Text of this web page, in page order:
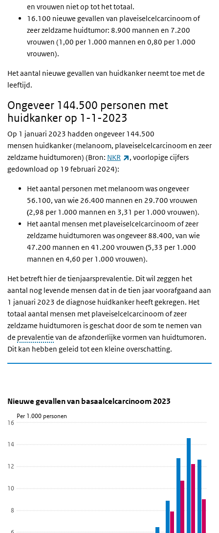
en vrouwen niet op tot het totaal.
16.100 nieuwe gevallen van plaveiselcelcarcinoom of
zeer zeldzame huidtumor: 8.900 mannen en 7.200
vrouwen (1,00 per 1.000 mannen en 0,80 per 1.000
vrouwen).
Het aantal nieuwe gevallen van huidkanker neemt toe met de
leeftijd.
Ongeveer 144.500 personen met
huidkanker op 1-1-2023
Op 1 januari 2023 hadden ongeveer 144.500
mensen huidkanker (melanoom, plaveiselcelcarcinoom en zeer
zeldzame huidtumoren) (Bron: NKR (externe link)
, voorlopige cijfers
gedownload op 19 februari 2024):
Het aantal personen met melanoom was ongeveer
56.100, van wie 26.400 mannen en 29.700 vrouwen
(2,98 per 1.000 mannen en 3,31 per 1.000 vrouwen).
Het aantal mensen met plaveiselcelcarcinoom of zeer
zeldzame huidtumoren was ongeveer 88.400, van wie
47.200 mannen en 41.200 vrouwen (5,33 per 1.000
mannen en 4,60 per 1.000 vrouwen).
Het betreft hier de tienjaarsprevalentie. Dit wil zeggen het
aantal nog levende mensen dat in de tien jaar voorafgaand aan
1 januari 2023 de diagnose huidkanker heeft gekregen. Het
totaal aantal mensen met plaveiselcelcarcinoom of zeer
zeldzame huidtumoren is geschat door de som te nemen van
de prevalentie van de afzonderlijke vormen van huidtumoren.
Dit kan hebben geleid tot een kleine overschatting.
Aantal nieuwe gevallen van
Sla de grafiek 'Nieuwe gevallen van basaalcelcarcinoom 2023'
Nieuwe gevallen van basaalcelcarcinoom 2023
Staaf grafiek met 6 reeksen.
Bekijk als data tabel.
De grafiek heeft 1 X-as die Leeftijd weergeeft.
Per 1.000 personen
Nieuwe gevallen van basaalcelcarcinoom 2023
8
10
12
14
16